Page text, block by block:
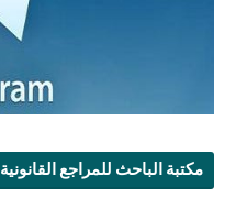
مكتبة الباحث للمراجع